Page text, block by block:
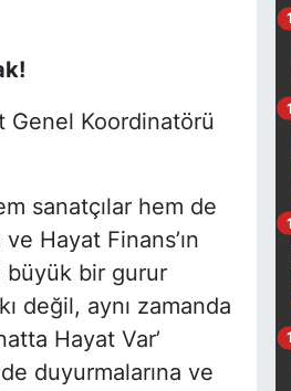
Genel Koordinatörü
sanatçılar hem de
Hayat Finans’ın
büyük bir gurur
değil, aynı zamanda
Hayat Var’
duyurmalarına ve